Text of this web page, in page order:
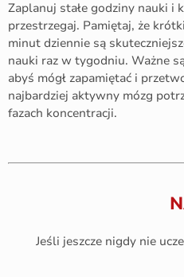
Zaplanuj stałe godziny nauki i
przestrzegaj. Pamiętaj, że
minut dziennie są
nauki raz w tygodniu. Ważne
abyś mógł zapamiętać i
najbardziej aktywny mózg
fazach koncentracji.
Jeśli jeszcze nigdy nie